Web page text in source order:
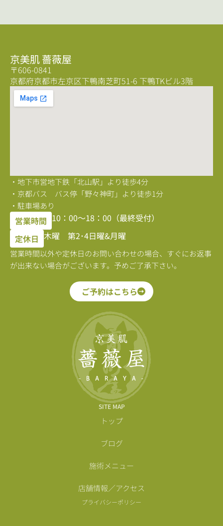
SITE MAP
トップ
ブログ
施術メニュー
店舗情報／アクセス
プライバシーポリシー
京美肌 薔薇屋
〒606-0841
京都府京都市左京区下鴨南芝町51-6 下鴨TKビル3階
・地下市営地下鉄「北山駅」より徒歩4分
・京都バス バス停「野々神町」より徒歩1分
・駐車場あり
営業時間 10：00〜18：00（最終受付）
定休日 木曜 第2･4日曜&月曜
営業時間以外や定休日のお問い合わせの場合、すぐにお返事
が出来ない場合がございます。予めご了承下さい。
ご予約はこちら